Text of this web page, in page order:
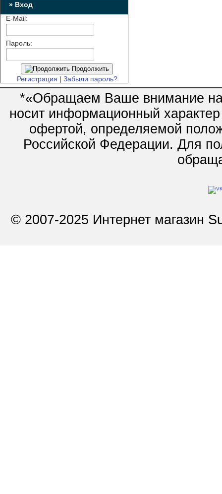
» Вход
E-Mail:
Пароль:
Продолжить
Регистрация | Забыли пароль?
*«Обращаем Ваше внимание на
носит информационный
офертой, определяемой
Российской Федерации. Для
© 2007-2025 Интернет магазин